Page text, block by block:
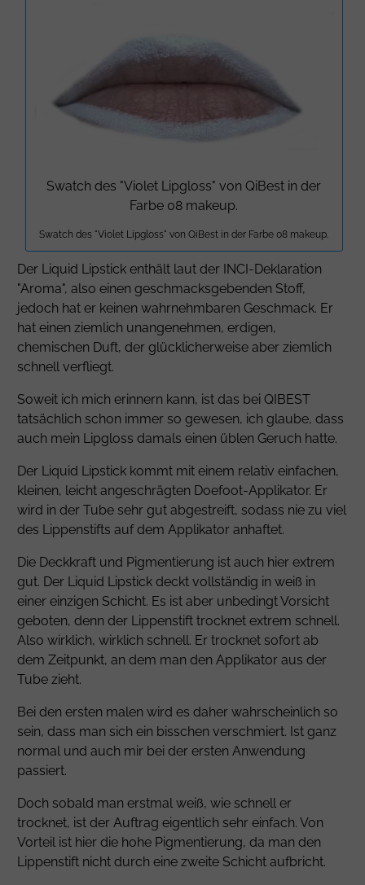
Swatch des "Violet Lipgloss" von QiBest in der
Farbe 08 makeup.
Swatch des "Violet Lipgloss" von QiBest in der Farbe 08 makeup.
Der Liquid Lipstick enthält laut der INCI-Deklaration
"Aroma", also einen geschmacksgebenden Stoff,
jedoch hat er keinen wahrnehmbaren Geschmack. Er
hat einen ziemlich unangenehmen, erdigen,
chemischen Duft, der glücklicherweise aber ziemlich
schnell verfliegt.
Soweit ich mich erinnern kann, ist das bei QIBEST
tatsächlich schon immer so gewesen, ich glaube, dass
auch mein Lipgloss damals einen üblen Geruch hatte.
Der Liquid Lipstick kommt mit einem relativ einfachen,
kleinen, leicht angeschrägten Doefoot-Applikator. Er
wird in der Tube sehr gut abgestreift, sodass nie zu viel
des Lippenstifts auf dem Applikator anhaftet.
Die Deckkraft und Pigmentierung ist auch hier extrem
gut. Der Liquid Lipstick deckt vollständig in weiß in
einer einzigen Schicht. Es ist aber unbedingt Vorsicht
geboten, denn der Lippenstift trocknet extrem schnell.
Also wirklich, wirklich schnell. Er trocknet sofort ab
dem Zeitpunkt, an dem man den Applikator aus der
Tube zieht.
Bei den ersten malen wird es daher wahrscheinlich so
sein, dass man sich ein bisschen verschmiert. Ist ganz
normal und auch mir bei der ersten Anwendung
passiert.
Doch sobald man erstmal weiß, wie schnell er
trocknet, ist der Auftrag eigentlich sehr einfach. Von
Vorteil ist hier die hohe Pigmentierung, da man den
Lippenstift nicht durch eine zweite Schicht aufbricht.